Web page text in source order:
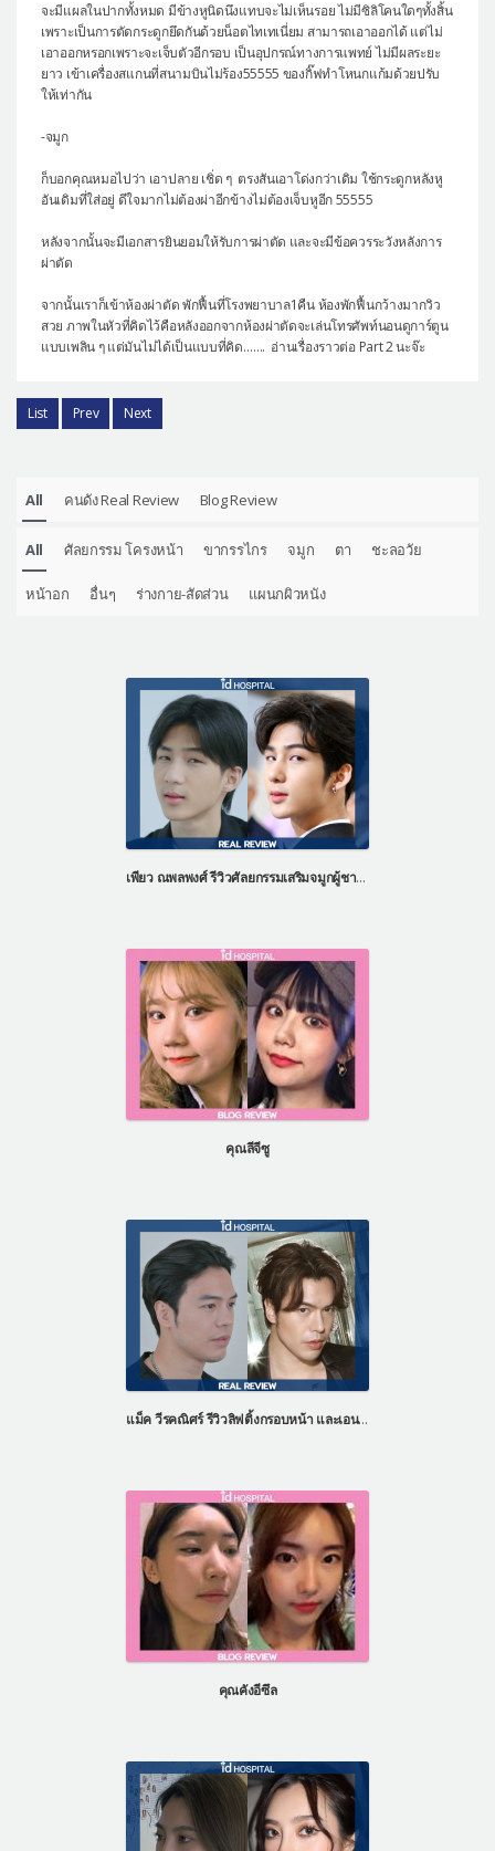
จะมีแผลในปากทั้งหมด มีข้างหูนิดนึงแทบจะไม่เห็นรอย ไม่มีซิลิโคนใดๆทั้งสิ้น
เพราะเป็นการตัดกระดูกยึดกันด้วยน็อตไทเทเนี่ยม สามารถเอาออกได้ แต่ไม่
เอาออกหรอกเพราะจะเจ็บตัวอีกรอบ เป็นอุปกรณ์ทางการแพทย์ ไม่มีผลระยะ
ยาว เข้าเครื่องสแกนที่สนามบินไม่ร้อง55555 ของกิ๊ฟทำโหนกแก้มด้วยปรับ
ให้เท่ากัน
-จมูก
ก็บอกคุณหมอไปว่า เอาปลาย เชิ่ด ๆ ตรงสันเอาโด่งกว่าเดิม ใช้กระดูกหลังหู
อันเดิมที่ใส่อยู่ ดีใจมากไม่ต้องผ่าอีกข้างไม่ต้องเจ็บหูอีก 55555
หลังจากนั้นจะมีเอกสารยินยอมให้รับการผ่าตัด และจะมีข้อควรระวังหลังการ
ผ่าตัด
จากนั้นเราก็เข้าห้องผ่าตัด พักฟื้นที่โรงพยาบาล1คืน ห้องพักฟื้นกว้างมากวิว
สวย ภาพในหัวที่คิดไว้คือหลังออกจากห้องผ่าตัดจะเล่นโทรศัพท์นอนดูการ์ตูน
แบบเพลิน ๆ แต่มันไม่ได้เป็นแบบที่คิด……. อ่านเรื่องราวต่อ Part 2 นะจ๊ะ
List Prev Next
All คนดัง Real Review Blog Review
All ศัลยกรรม โครงหน้า ขากรรไกร จมูก ตา ชะลอวัย
หน้าอก อื่นๆ ร่างกาย-สัดส่วน แผนกผิวหนัง
เพียว ณพลพงศ์ รีวิวศัลยกรรมเสริมจมูกผู้ชาย ที่โรงพยาบาลไอดี ประเทศเกาหลี
คุณลีจีซู
แม็ค วีรคณิศร์ รีวิวลิฟติ้งกรอบหน้า และเอนโดไทน์
คุณคังอีซึล